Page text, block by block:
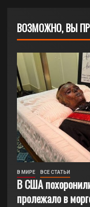
ВОЗМОЖНО, ВЫ
В МИРЕ ВСЕ СТАТЬИ
В США
пролежало в